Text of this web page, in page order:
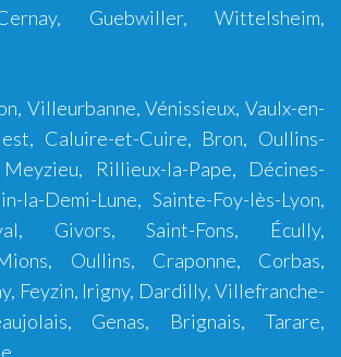
Guebwiller, Wittelsheim,
, Villeurbanne,Vénissieux,Vaulx-en-
, Caluire-et-Cuire, Bron, Oullins-
Meyzieu, Rillieux-la-Pape, Décines-
la-Demi-Lune, Sainte-Foy-lès-Lyon,
, Givors,Saint-Fons, Écully,
, Oullins, Craponne, Corbas,
, Feyzin, Irigny, Dardilly,Villefranche-
, Genas, Brignais, Tarare,
...